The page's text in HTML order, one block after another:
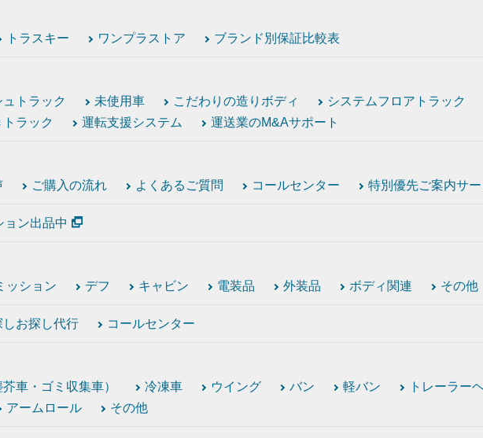
トラスキー ワンプラストア ブランド別保証比較表
トラック
未使用車 こだわりの造りボディ
システムフロアトラック
ラック
運転支援システム 運送業のM&Aサポート
ご購入の流れ よくあるご質問 コールセンター 特別優先ご案内サー
ョン出品中
ッション デフ キャビン 電装品 外装品 ボディ関連 その他
しお探し代行 コールセンター
車・ゴミ収集車）
冷凍車 ウイング バン 軽バン トレーラー
アームロール その他